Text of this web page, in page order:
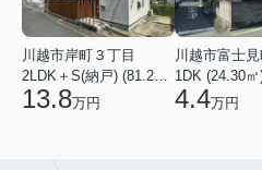
川越市岸町３丁目
13.8万円
川越市富士
1DK (24.30㎡
4.4万円